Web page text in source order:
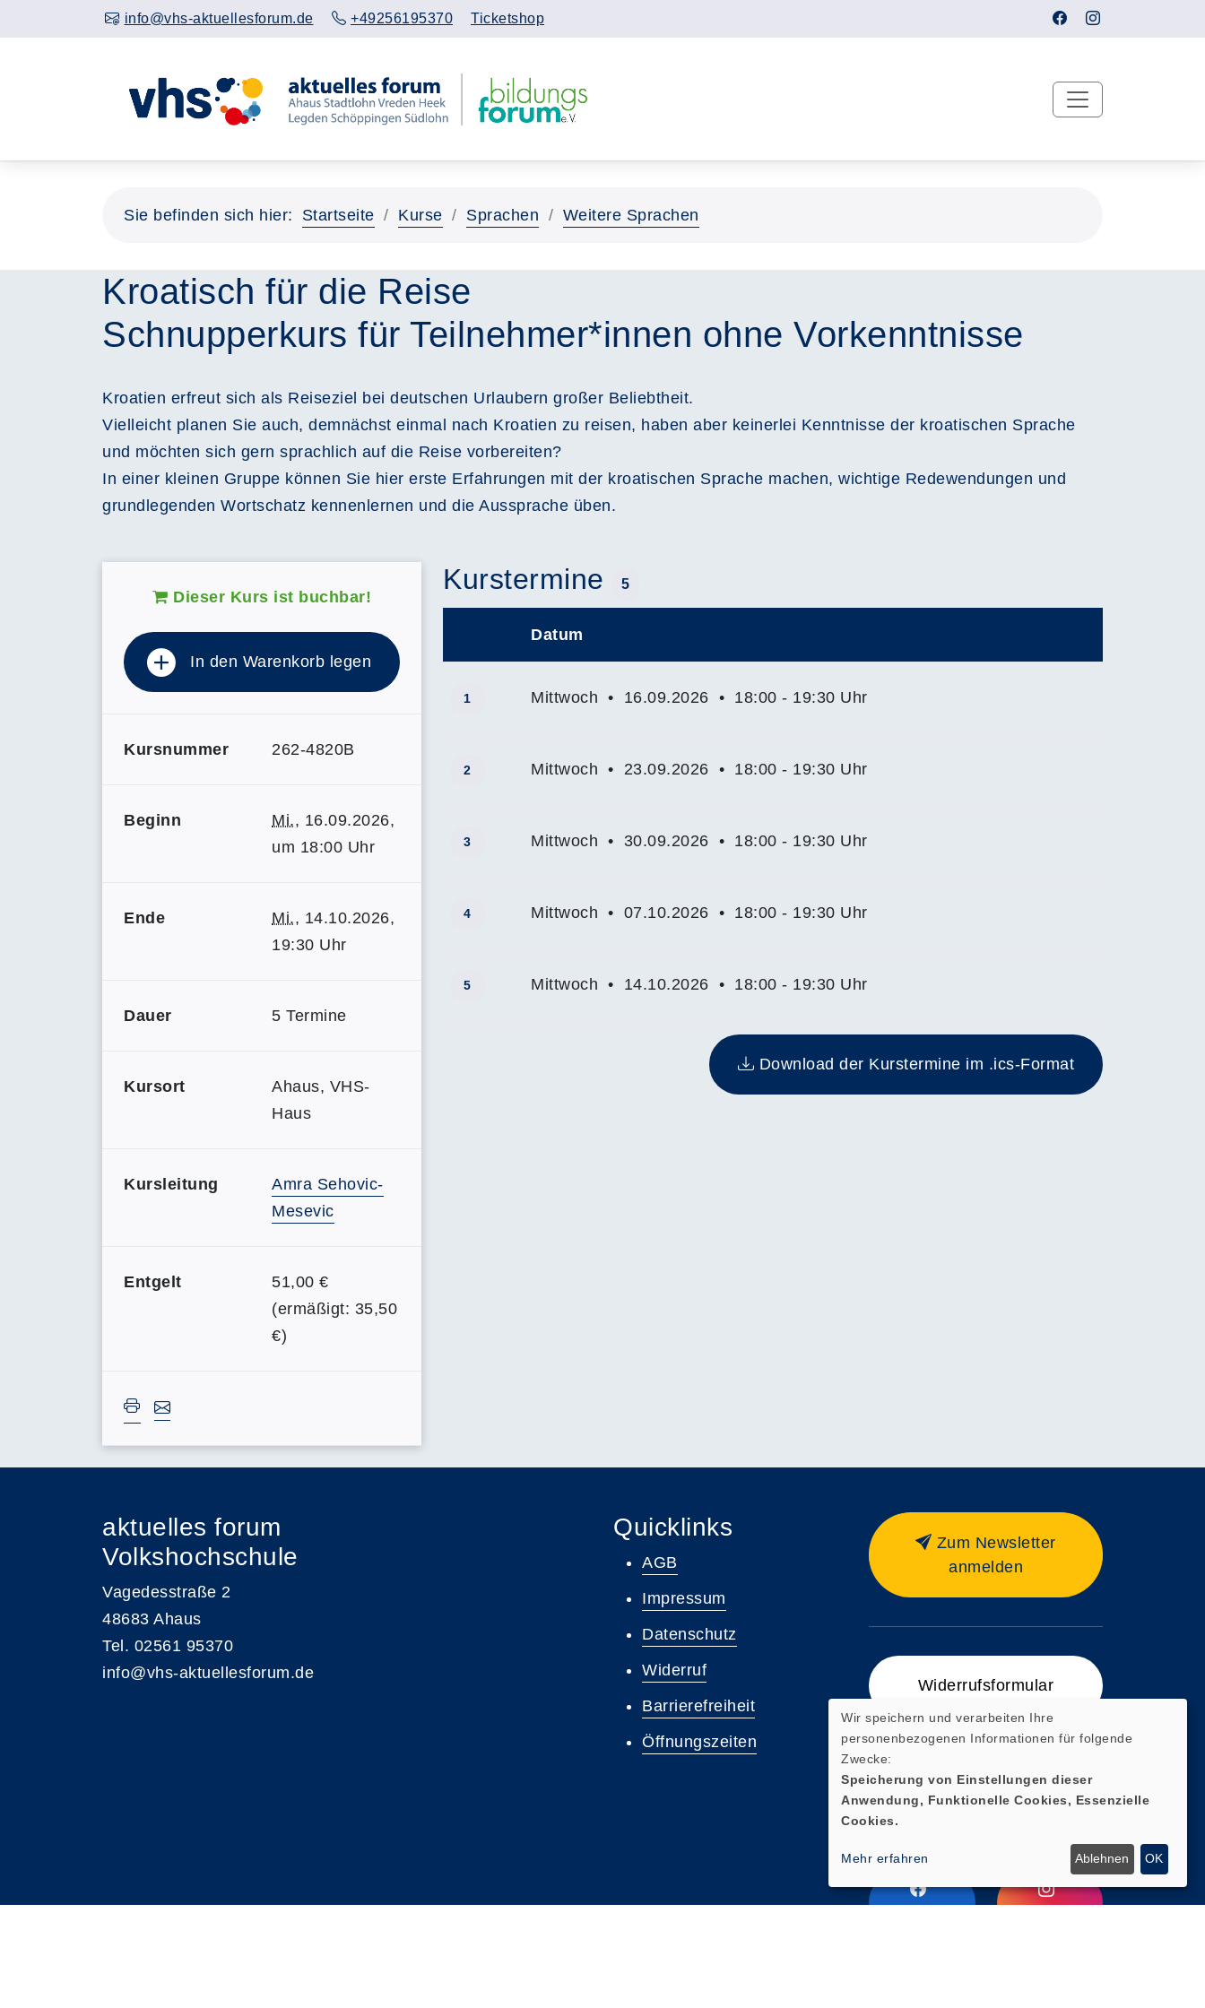
info@vhs-aktuellesforum.de +49256195370 Ticketshop
Sie befinden sich hier: Startseite Kurse Sprachen Weitere Sprachen
Kroatisch für die Reise
Schnupperkurs für Teilnehmer*innen ohne Vorkenntnisse
Kroatien erfreut sich als Reiseziel bei deutschen Urlaubern großer Beliebtheit.
Vielleicht planen Sie auch, demnächst einmal nach Kroatien zu reisen, haben aber keinerlei Kenntnisse der kroatischen Sprache
und möchten sich gern sprachlich auf die Reise vorbereiten?
In einer kleinen Gruppe können Sie hier erste Erfahrungen mit der kroatischen Sprache machen, wichtige Redewendungen und
grundlegenden Wortschatz kennenlernen und die Aussprache üben.
Dieser Kurs ist buchbar!
In den Warenkorb legen
Kursnummer 262-4820B
Beginn Mi., 16.09.2026,
um 18:00 Uhr
Ende Mi., 14.10.2026,
19:30 Uhr
Dauer 5 Termine
Kursort
Ahaus, VHS-
Haus
Kursleitung
Amra Sehovic-
Mesevic
Entgelt
51,00 €
(ermäßigt: 35,50
€)
Kurstermine 5
Insgesamt gibt es 5 Termine zum diesen Kurs
Datum
1 Mittwoch • 16.09.2026 • 18:00 - 19:30 Uhr
2 Mittwoch • 23.09.2026 • 18:00 - 19:30 Uhr
3 Mittwoch • 30.09.2026 • 18:00 - 19:30 Uhr
4 Mittwoch • 07.10.2026 • 18:00 - 19:30 Uhr
5 Mittwoch • 14.10.2026 • 18:00 - 19:30 Uhr
Download der Kurstermine im .ics-Format
aktuelles forum
Volkshochschule
Vagedesstraße 2
48683 Ahaus
Tel. 02561 95370
info@vhs-aktuellesforum.de
Quicklinks
AGB
Impressum
Datenschutz
Widerruf
Barrierefreiheit
Öffnungszeiten
Zum Newsletter
anmelden
Widerrufsformular
Zum Ticketshop
Wir speichern und verarbeiten Ihre
personenbezogenen Informationen für folgende
Zwecke:
Speicherung von Einstellungen dieser
Anwendung, Funktionelle Cookies, Essenzielle
Cookies.
Mehr erfahren Ablehnen OK